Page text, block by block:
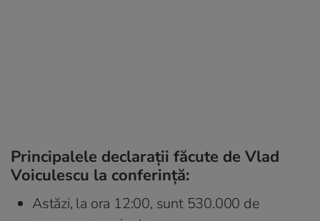
Principalele declarații făcute de Vlad
Voiculescu la conferință:
Astăzi, la ora 12:00, sunt 530.000 de